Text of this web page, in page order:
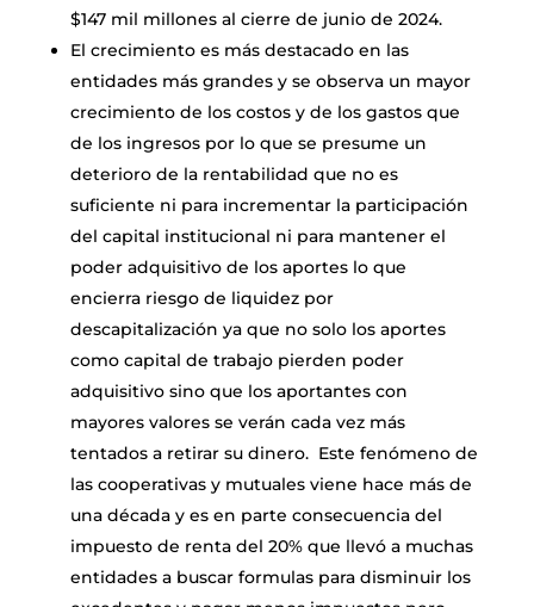
$147 mil millones al cierre de junio de 2024.
El crecimiento es más destacado en las
entidades más grandes y se observa un mayor
crecimiento de los costos y de los gastos que
de los ingresos por lo que se presume un
deterioro de la rentabilidad que no es
suficiente ni para incrementar la participación
del capital institucional ni para mantener el
poder adquisitivo de los aportes lo que
encierra riesgo de liquidez por
descapitalización ya que no solo los aportes
como capital de trabajo pierden poder
adquisitivo sino que los aportantes con
mayores valores se verán cada vez más
tentados a retirar su dinero. Este fenómeno de
las cooperativas y mutuales viene hace más de
una década y es en parte consecuencia del
impuesto de renta del 20% que llevó a muchas
entidades a buscar formulas para disminuir los